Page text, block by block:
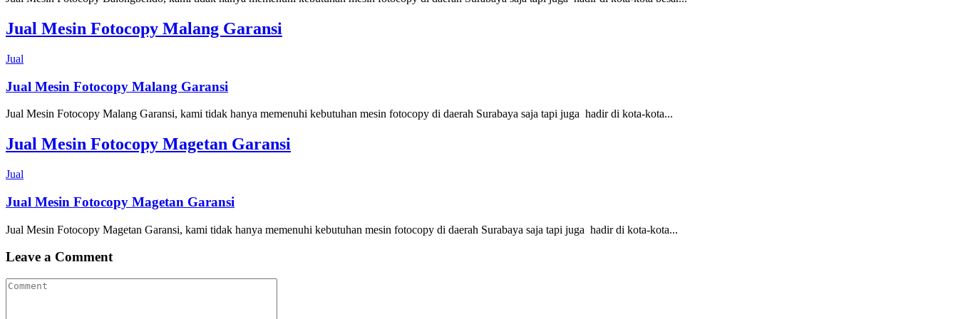
Jual Mesin Fotocopy Malang Garansi
Jual
Jual Mesin Fotocopy Malang Garansi
Jual Mesin Fotocopy Malang Garansi, kami tidak hanya memenuhi kebutuhan mesin fotocopy di daerah Surabaya saja tapi juga hadir di kota-kota...
Jual Mesin Fotocopy Magetan Garansi
Jual
Jual Mesin Fotocopy Magetan Garansi
Jual Mesin Fotocopy Magetan Garansi, kami tidak hanya memenuhi kebutuhan mesin fotocopy di daerah Surabaya saja tapi juga hadir di kota-kota...
Leave a Comment